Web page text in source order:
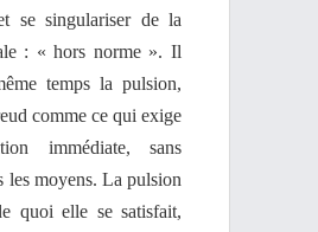
se singulariser de la
: « hors norme ». Il
temps la pulsion,
comme ce qui exige
immédiate, sans
les moyens. La pulsion
quoi elle se satisfait,